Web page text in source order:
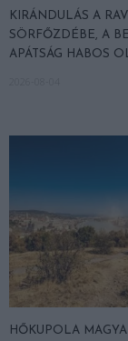
KIRÁNDULÁS A
SÖRFŐZDÉBE, A
APÁTSÁG HABOS
HŐKUPOLA